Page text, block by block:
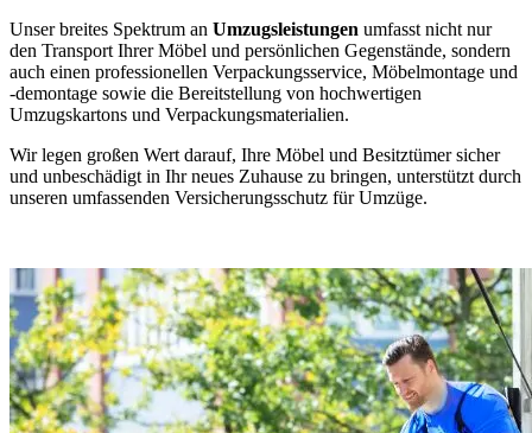
Unser breites Spektrum an Umzugsleistungen umfasst nicht nur
den Transport Ihrer Möbel und persönlichen Gegenstände, sondern
auch einen professionellen Verpackungsservice, Möbelmontage und
-demontage sowie die Bereitstellung von hochwertigen
Umzugskartons und Verpackungsmaterialien.
Wir legen großen Wert darauf, Ihre Möbel und Besitztümer sicher
und unbeschädigt in Ihr neues Zuhause zu bringen, unterstützt durch
unseren umfassenden Versicherungsschutz für Umzüge.